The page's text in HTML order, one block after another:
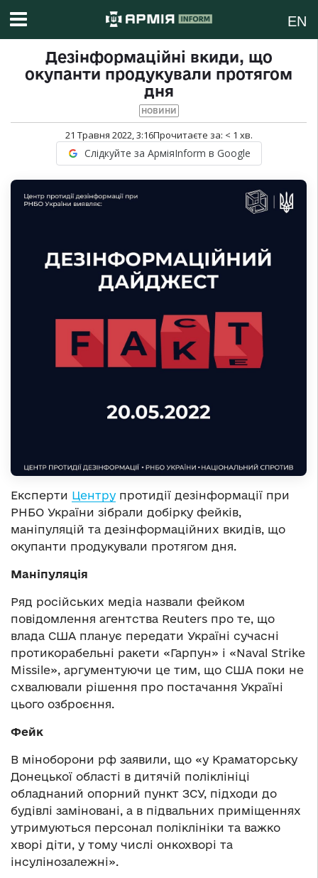
EN
Дезінформаційні вкиди, що
окупанти продукували протягом
дня
НОВИНИ
21 Травня 2022, 3:16Прочитаєте за: < 1 хв.
Слідкуйте за АрміяInform в Google
Експерти Центру протидії дезінформації при
РНБО України зібрали добірку фейків,
маніпуляцій та дезінформаційних вкидів, що
окупанти продукували протягом дня.
Маніпуляція
Ряд російських медіа назвали фейком
повідомлення агентства Reuters про те, що
влада США планує передати Україні сучасні
протикорабельні ракети «Гарпун» і «Naval Strike
Missile», аргументуючи це тим, що США поки не
схвалювали рішення про постачання Україні
цього озброєння.
Фейк
В міноборони рф заявили, що «у Краматорську
Донецької області в дитячій поліклініці
обладнаний опорний пункт ЗСУ, підходи до
будівлі заміновані, а в підвальних приміщеннях
утримуються персонал поліклініки та важко
хворі діти, у тому числі онкохворі та
інсулінозалежні».